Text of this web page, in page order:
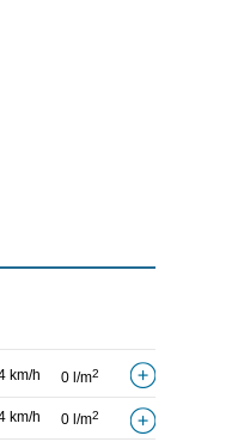
km/h 0 l/m2
km/h 0 l/m2